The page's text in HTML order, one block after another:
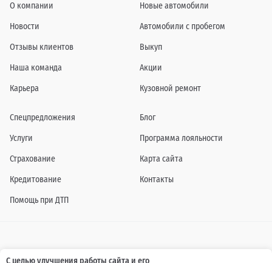
О компании
Новости
Отзывы клиентов
Наша команда
Карьера
Новые автомобили
Автомобили с пробегом
Выкуп
Акции
Кузовной ремонт
Спецпредложения
Услуги
Страхование
Кредитование
Помощь при ДТП
Блог
Программа лояльности
Карта сайта
Контакты
Информация о технических характеристиках, составе комплектаций, цветовой
С целью улучшения работы сайта и его